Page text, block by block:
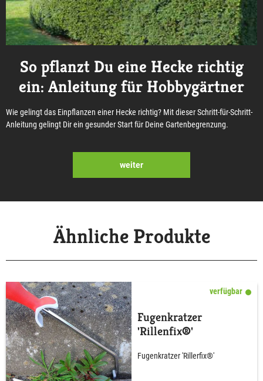
So pflanzt Du eine Hecke richtig
ein: Anleitung für Hobbygärtner
Wie gelingt das Einpflanzen einer Hecke richtig? Mit dieser Schritt-für-Schritt-
Anleitung gelingt Dir ein gesunder Start für Deine Gartenbegrenzung.
weiter
Ähnliche Produkte
verfügbar
Fugenkratzer
'Rillenfix®'
Fugenkratzer 'Rillerfix®'